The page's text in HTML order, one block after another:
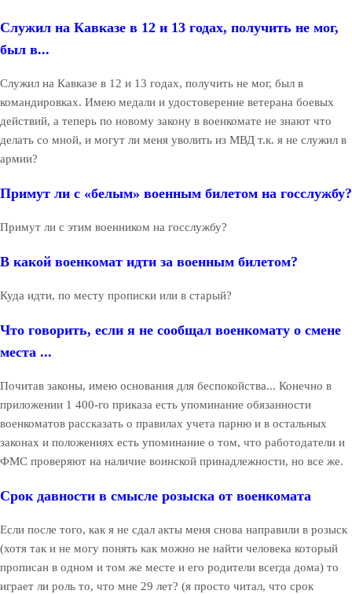
Служил на Кавказе в 12 и 13 годах, получить не мог,
был в...
Служил на Кавказе в 12 и 13 годах, получить не мог, был в
командировках. Имею медали и удостоверение ветерана боевых
действий, а теперь по новому закону в военкомате не знают что
делать со мной, и могут ли меня уволить из МВД т.к. я не служил в
армии?
Примут ли с «белым» военным билетом на госслужбу?
Примут ли с этим военником на госслужбу?
В какой военкомат идти за военным билетом?
Куда идти, по месту прописки или в старый?
Что говорить, если я не сообщал военкомату о смене
места ...
Почитав законы, имею основания для беспокойства... Конечно в
приложении 1 400-го приказа есть упоминание обязанности
военкоматов рассказать о правилах учета парню и в остальных
законах и положениях есть упоминание о том, что работодатели и
ФМС проверяют на наличие воинской принадлежности, но все же.
Срок давности в смысле розыска от военкомата
Если после того, как я не сдал акты меня снова направили в розыск
(хотя так и не могу понять как можно не найти человека который
прописан в одном и том же месте и его родители всегда дома) то
играет ли роль то, что мне 29 лет? (я просто читал, что срок